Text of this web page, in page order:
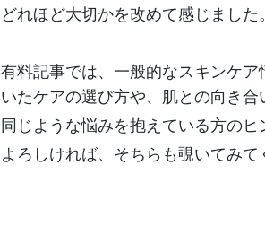
どれほど大切かを改めて感じました。
有料記事では、一般的なスキンケ
いたケアの選び方や、肌との向き合
同じような悩みを抱えている方のヒ
よろしければ、そちらも覗いてみて